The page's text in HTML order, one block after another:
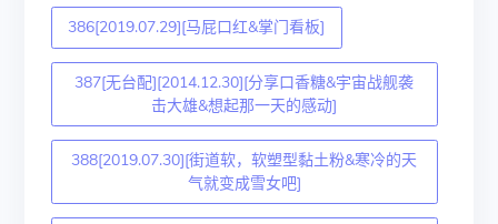
386[2019.07.29][马屁口红&掌门看板]
387[无台配][2014.12.30][分享口香糖&宇宙战舰袭
击大雄&想起那一天的感动]
388[2019.07.30][街道软，软塑型黏土粉&寒冷的天
气就变成雪女吧]